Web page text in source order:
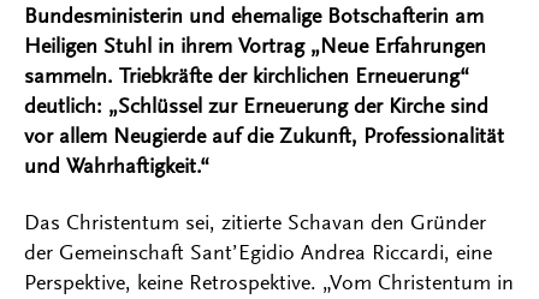
Bundesministerin und ehemalige Botschafterin am
Heiligen Stuhl in ihrem Vortrag „Neue Erfahrungen
sammeln. Triebkräfte der kirchlichen Erneuerung“
deutlich: „Schlüssel zur Erneuerung der Kirche sind
vor allem Neugierde auf die Zukunft, Professionalität
und Wahrhaftigkeit.“
Das Christentum sei, zitierte Schavan den Gründer
der Gemeinschaft Sant’Egidio Andrea Riccardi, eine
Perspektive, keine Retrospektive. „Vom Christentum in